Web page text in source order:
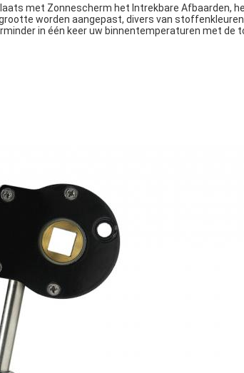
met Zonnescherm het Intrekbare Afbaarden,
worden aangepast, divers van
in één keer uw binnentemperaturen met de